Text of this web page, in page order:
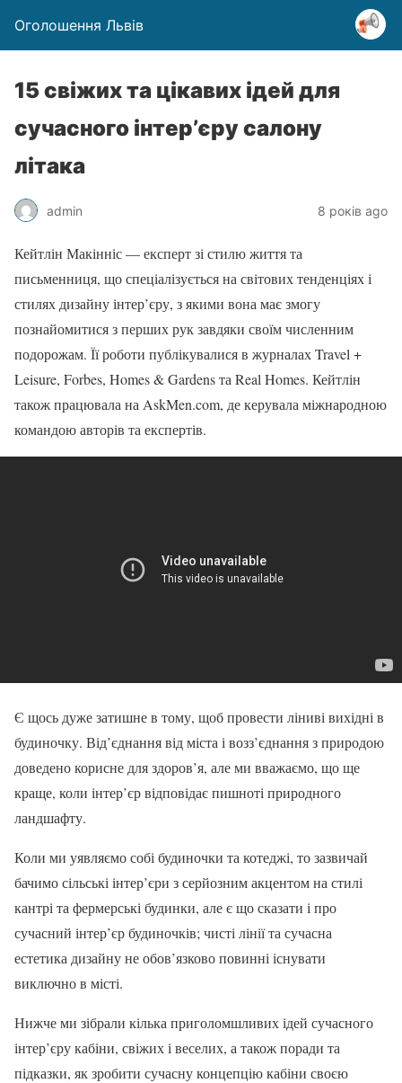
Оголошення Львів
15 свіжих та цікавих ідей для
сучасного інтер’єру салону
літака
admin 8 років ago
Кейтлін Макінніс — експерт зі стилю життя та
письменниця, що спеціалізується на світових тенденціях і
стилях дизайну інтер’єру, з якими вона має змогу
познайомитися з перших рук завдяки своїм численним
подорожам. Її роботи публікувалися в журналах Travel +
Leisure, Forbes, Homes & Gardens та Real Homes. Кейтлін
також працювала на AskMen.com, де керувала міжнародною
командою авторів та експертів.
Є щось дуже затишне в тому, щоб провести ліниві вихідні в
будиночку. Від’єднання від міста і возз’єднання з природою
доведено корисне для здоров’я, але ми вважаємо, що ще
краще, коли інтер’єр відповідає пишноті природного
ландшафту.
Коли ми уявляємо собі будиночки та котеджі, то зазвичай
бачимо сільські інтер’єри з серйозним акцентом на стилі
кантрі та фермерські будинки, але є що сказати і про
сучасний інтер’єр будиночків; чисті лінії та сучасна
естетика дизайну не обов’язково повинні існувати
виключно в місті.
Нижче ми зібрали кілька приголомшливих ідей сучасного
інтер’єру кабіни, свіжих і веселих, а також поради та
підказки, як зробити сучасну концепцію кабіни своєю